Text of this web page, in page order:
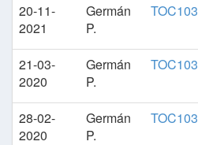
20-11-
2021
Germán
P.
TOC103
21-03-
2020
Germán
P.
TOC103
28-02-
2020
Germán
P.
TOC103